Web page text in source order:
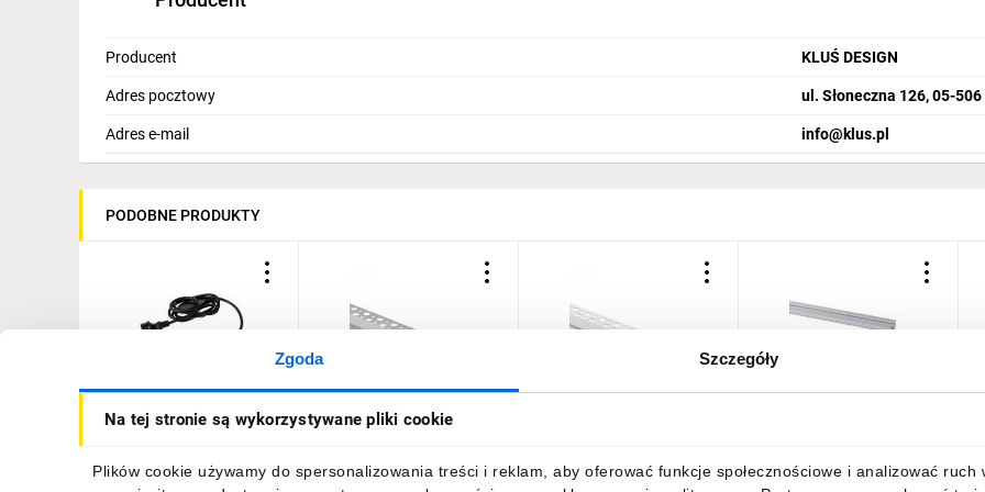
Zgoda Szczegóły
Na tej stronie są wykorzystywane pliki cookie
Plików cookie używamy do spersonalizowania treści i reklam, aby oferować funkcje społecznościowe i analizować
Producent KLUŚ DESIGN
Adres pocztowy ul. Słoneczna 126, 05-
Adres e-mail info@klus.pl
PODOBNE PRODUKTY
Przewód przyłączeniowy z
wtyczką do węży
150 cm IP44/65 max
26,88 złbrutto
Profil GP02 podtynkowy
anodowany +klosz
20,84 zł brutto 20,84 zł brutto 109,46 złbrutto